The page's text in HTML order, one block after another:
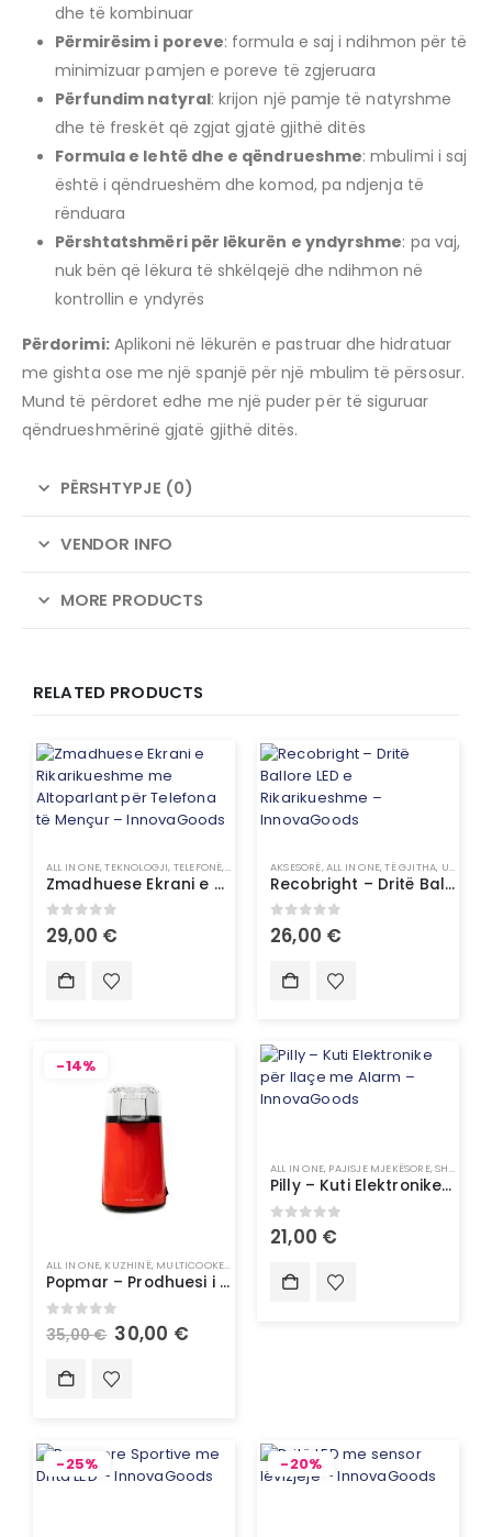
dhe të kombinuar
Përmirësim i poreve: formula e saj i ndihmon për të
minimizuar pamjen e poreve të zgjeruara
Përfundim natyral: krijon një pamje të natyrshme
dhe të freskët që zgjat gjatë gjithë ditës
Formula e lehtë dhe e qëndrueshme: mbulimi i saj
është i qëndrueshëm dhe komod, pa ndjenja të
rënduara
Përshtatshmëri për lëkurën e yndyrshme: pa vaj,
nuk bën që lëkura të shkëlqejë dhe ndihmon në
kontrollin e yndyrës
Përdorimi:Aplikoni në lëkurën e pastruar dhe hidratuar
me gishta ose me një spanjë për një mbulim të përsosur.
Mund të përdoret edhe me një puder për të siguruar
qëndrueshmërinë gjatë gjithë ditës.
PËRSHTYPJE (0)
VENDOR INFO
MORE PRODUCTS
RELATED PRODUCTS
ALL IN ONE,TEKNOLOGJI, TELEFONË, TELEFONË / SMARTWATCH
Zmadhuese Ekrani e Rikarikueshme me Altoparlant për Telefona të Mençur – InnovaGoods
0out of 5
29,00 €
AKSESORË,ALL IN ONE,TË GJITHA, UNCATEGORIZED
Recobright – Dritë Ballore LED e Rikarikueshme – InnovaGoods
0 out of 5
26,00 €
-14%
ALL IN ONE, KUZHINË, MULTICOOKER
Popmar – Prodhuesi i kokoshkave me ajër të nxehtë – InnovaGoods
0 out of 5
35,00€ 30,00 €
ALL IN ONE, PAJISJE MJEKËSORE,SHËNDETI
Pilly – Kuti Elektronike për Ilaçe me Alarm – InnovaGoods
0out of 5
21,00 €
-25% -20%